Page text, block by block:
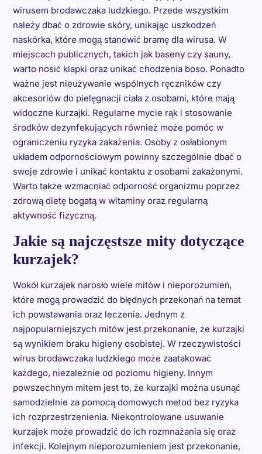
wirusem brodawczaka ludzkiego. Przede wszystkim
należy dbać o zdrowie skóry, unikając uszkodzeń
naskórka, które mogą stanowić bramę dla wirusa. W
miejscach publicznych, takich jak baseny czy sauny,
warto nosić klapki oraz unikać chodzenia boso. Ponadto
ważne jest nieużywanie wspólnych ręczników czy
akcesoriów do pielęgnacji ciała z osobami, które mają
widoczne kurzajki. Regularne mycie rąk i stosowanie
środków dezynfekujących również może pomóc w
ograniczeniu ryzyka zakażenia. Osoby z osłabionym
układem odpornościowym powinny szczególnie dbać o
swoje zdrowie i unikać kontaktu z osobami zakażonymi.
Warto także wzmacniać odporność organizmu poprzez
zdrową dietę bogatą w witaminy oraz regularną
aktywność fizyczną.
Jakie są najczęstsze mity dotyczące
kurzajek?
Wokół kurzajek narosło wiele mitów i nieporozumień,
które mogą prowadzić do błędnych przekonań na temat
ich powstawania oraz leczenia. Jednym z
najpopularniejszych mitów jest przekonanie, że kurzajki
są wynikiem braku higieny osobistej. W rzeczywistości
wirus brodawczaka ludzkiego może zaatakować
każdego, niezależnie od poziomu higieny. Innym
powszechnym mitem jest to, że kurzajki można usunąć
samodzielnie za pomocą domowych metod bez ryzyka
ich rozprzestrzenienia. Niekontrolowane usuwanie
kurzajek może prowadzić do ich rozmnażania się oraz
infekcji. Kolejnym nieporozumieniem jest przekonanie,